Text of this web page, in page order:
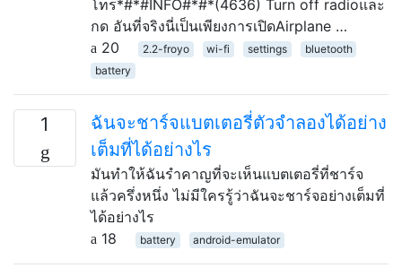
โทร*#*#INFO#*#*(4636) Turn off radioและ
กด อันที่จริงนี่เป็นเพียงการเปิดAirplane …
20
2.2-froyo wi-fi settings
bluetooth
battery
1
ฉันจะชาร์จแบตเตอรี่ตัวจำลองได้อย่าง
เต็มที่ได้อย่างไร
มันทำให้ฉันรำคาญที่จะเห็นแบตเตอรี่ที่ชาร์จ
แล้วครึ่งหนึ่ง ไม่มีใครรู้ว่าฉันจะชาร์จอย่างเต็มที่
ได้อย่างไร
18
battery android-emulator